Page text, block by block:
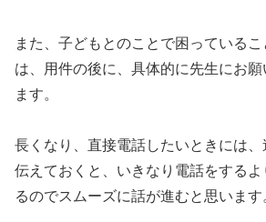
また、子どもとのことで困っている
は、用件の後に、具体的に先生にお
ます。
長くなり、直接電話したいときには
伝えておくと、いきなり電話をする
るのでスムーズに話が進むと思います